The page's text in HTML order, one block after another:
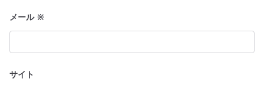
メール ※
サイト